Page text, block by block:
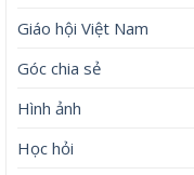
Giáo hội Việt Nam
Góc chia sẻ
Hình ảnh
Học hỏi